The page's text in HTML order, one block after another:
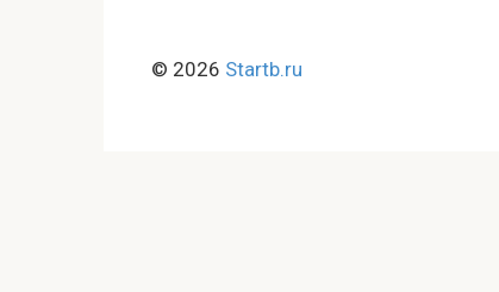
© 2026 Startb.ru